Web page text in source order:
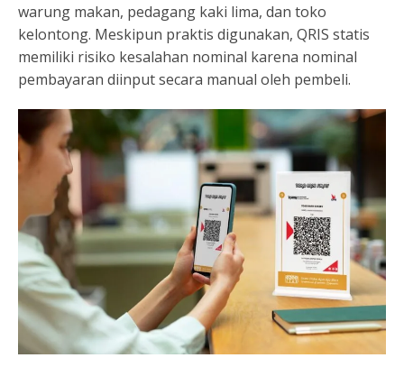
warung makan, pedagang kaki lima, dan toko
kelontong. Meskipun praktis digunakan, QRIS statis
memiliki risiko kesalahan nominal karena nominal
pembayaran diinput secara manual oleh pembeli.